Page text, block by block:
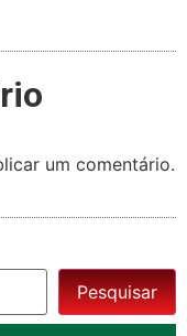
um comentário.
Pesquisar